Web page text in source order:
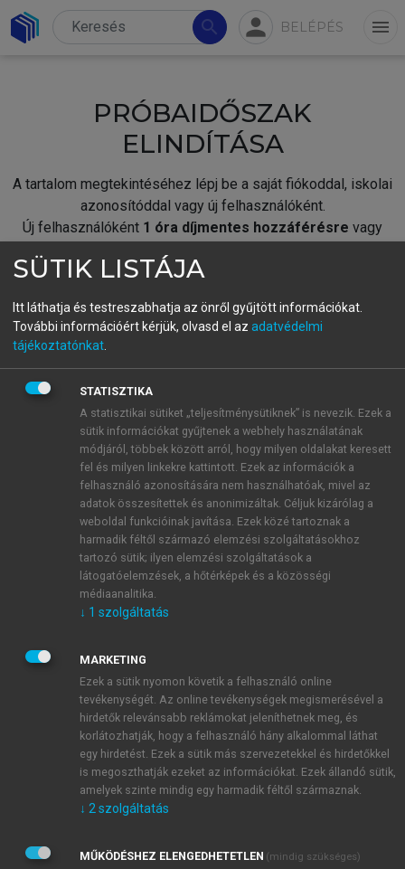
search person BELÉPÉS menu
PRÓBAIDŐSZAK
ELINDÍTÁSA
A tartalom megtekintéséhez lépj be a saját fiókoddal, iskolai
azonosítóddal vagy új felhasználóként.
Új felhasználóként 1 óra díjmentes hozzáférésre vagy
fiókoddal,vagy hozz létre új fiókot.
A regisztráció után apróbaidőszakautomatikusan
BELÉPÉS SAJÁT FIÓKKAL
ÚJ FIÓK LÉTREHOZÁSA
1 óra díjmentes hozzáférés
E-MAIL-CÍM
JELSZÓ
JELSZÓ ÚJRA
Kérek értesítést a MeRSZ újdonságairól, akcióiról.
Kérek értesítést az Akadémiai Kiadó Zrt. újdonságairól,
Adatkezelési tájékoztatóbanfoglaltakat tudomásul
SÜTIK LISTÁJA
Itt láthatja és testreszabhatja az önről gyűjtött információkat.
További információért kérjük, olvasd el az adatvédelmi
tájékoztatónkat
STATISZTIKA
A statisztikai sütiket „teljesítménysütiknek” is nevezik. Ezek a
sütik információkat gyűjtenek a webhely használatának
módjáról, többek között arról, hogy milyen oldalakat keresett
fel és milyen linkekre kattintott. Ezek az információk a
felhasználó azonosítására nem használhatóak, mivel az
adatok összesítettek és anonimizáltak. Céljuk kizárólag a
weboldal funkcióinak javítása. Ezek közé tartoznak a
harmadik féltől származó elemzési szolgáltatásokhoz
tartozó sütik; ilyen elemzési szolgáltatások a
látogatóelemzések, a hőtérképek és a közösségi
médiaanalitika.
↓ 1 szolgáltatás
MARKETING
Ezek a sütik nyomon követik a felhasználó online
tevékenységét. Az online tevékenységek megismerésével a
hirdetők relevánsabb reklámokat jeleníthetnek meg, és
korlátozhatják, hogy a felhasználó hány alkalommal láthat
egy hirdetést. Ezek a sütik más szervezetekkel és hirdetőkkel
is megoszthatják ezeket az információkat. Ezek állandó sütik,
amelyek szinte mindig egy harmadik féltől származnak.
↓ 2 szolgáltatás
MŰKÖDÉSHEZ ELENGEDHETETLEN (mindig szükséges)